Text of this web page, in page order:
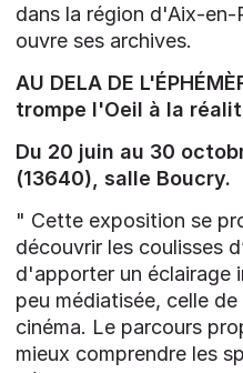
dans la région d'Aix-en-
ouvre ses archives.
AU DELA DE
trompe l'Oeil à la
Du 20 juin au 30
(13640), salle Boucry.
" Cette exposition se
découvrir les coulisses
d'apporter un éclairage
peu médiatisée, celle
cinéma. Le parcours
mieux comprendre les